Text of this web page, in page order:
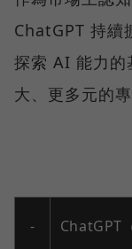
ChatGPT 持續
探索 AI 能力的
大、更多元的專
- ChatGPT